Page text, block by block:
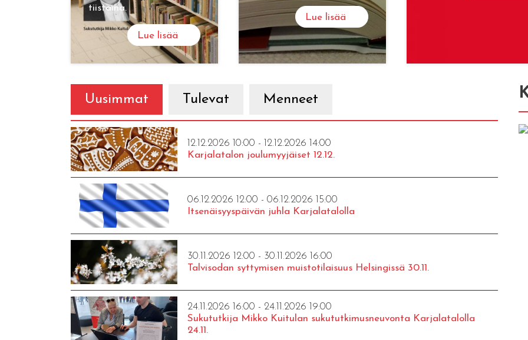
tiistaina.
Lue lisää
Lue lisää
Uusimmat Tulevat Menneet
12.12.2026 10:00 - 12.12.2026 14:00
Karjalatalon joulumyyjäiset 12.12.
06.12.2026 12:00 - 06.12.2026 15:00
Itsenäisyyspäivän juhla Karjalatalolla
30.11.2026 12:00 - 30.11.2026 16:00
Talvisodan syttymisen muistotilaisuus Helsingissä 30.11.
24.11.2026 16:00 - 24.11.2026 19:00
Sukututkija Mikko Kuitulan sukututkimusneuvonta Karjalatalolla
24.11.